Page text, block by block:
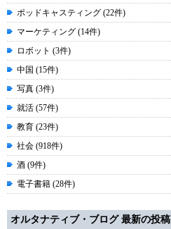
ポッドキャスティング (22件)
マーケティング (14件)
ロボット (3件)
中国 (15件)
写真 (3件)
就活 (57件)
教育 (23件)
社会 (918件)
酒 (9件)
電子書籍 (28件)
オルタナティブ・ブログ 最新の投稿